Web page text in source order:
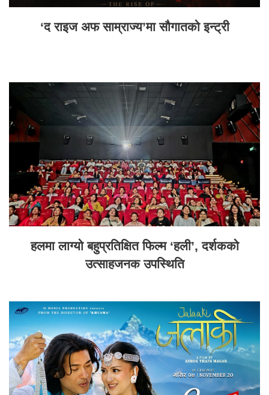
‘द राइज अफ साम्राज्य’मा सौगातको इन्ट्री
हलमा लाग्यो बहुप्रतिक्षित फिल्म ‘हली’, दर्शकको
उत्साहजनक उपस्थिति